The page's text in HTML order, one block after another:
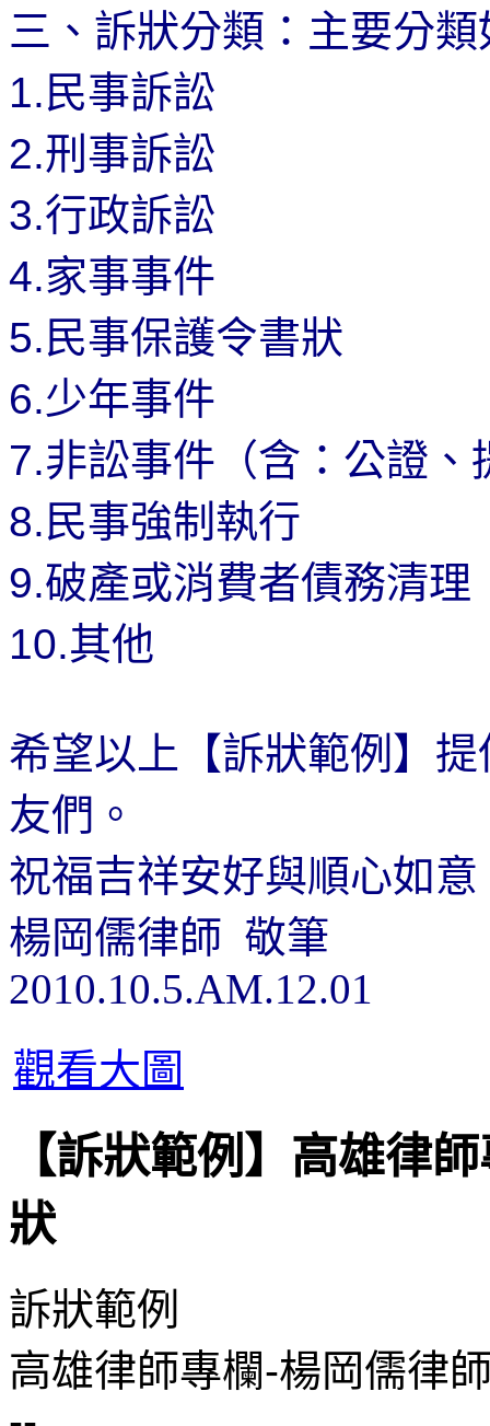
三、訴狀分類：主要分類
1. 民事訴訟
2.刑事訴訟
3.行政訴訟
4.家事事件
5. 民事保護令書狀
6.少年事件
7.非訟事件（含：公證、
8. 民事強制執行
9.破產或消費者債務清理
10.其他
希望以上【訴狀範例】
友們。
祝福吉祥安好與順心如意
楊岡儒律師 敬筆
2010.10.5.AM.12.01
觀看大圖
【訴狀範例】高雄律
狀
訴狀範例
高雄律師專欄-楊岡儒律